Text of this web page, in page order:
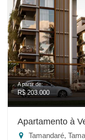
A partir de:
R$ 203.000
Apartamento à
Tamandaré,